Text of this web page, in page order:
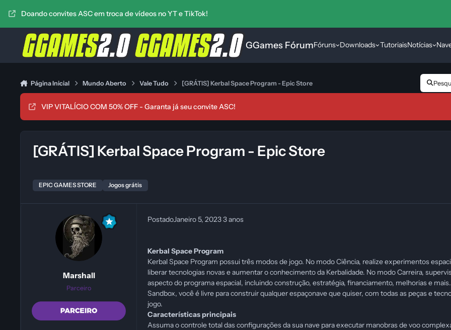
Doando convites ASC em troca de vídeos no YT e TikTok!
GGames FórumFóruns Downloads TutoriaisNotícias
Página Inicial Mundo Aberto Vale Tudo [GRÁTIS] Kerbal Space Program - Epic Store
VIP VITALÍCIO COM 50% OFF - Garanta já seu convite ASC!
[GRÁTIS] Kerbal Space Program - Epic Store
EPIC GAMES STORE Jogos grátis
Marshall
Parceiro
PostadoJaneiro 5, 20233 anos
Kerbal Space Program
Kerbal Space Program possui três modos de jogo. No modo Ciência, realize experimentos
liberar tecnologias novas e aumentar o conhecimento da Kerbalidade. No modo Carreira,
aspecto do programa espacial, incluindo construção, estratégia, financiamento, melhorias e
Sandbox, você é livre para construir qualquer espaçonave que quiser, com todas as peças e
jogo.
Características principais
Assuma o controle total das configurações da sua nave para executar manobras de voo